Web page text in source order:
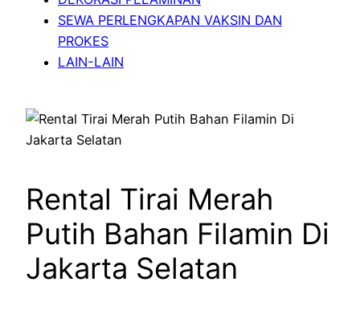
SEWA PERLENGKAPAN VAKSIN DAN
PROKES
LAIN-LAIN
Rental Tirai Merah
Putih Bahan Filamin Di
Jakarta Selatan